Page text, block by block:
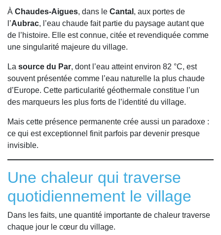
À Chaudes-Aigues, dans le Cantal , aux portes de
l’Aubrac, l’eau chaude fait partie du paysage autant que
de l’histoire. Elle est connue, citée et revendiquée comme
une singularité majeure du village.
La source du Par, dont l’eau atteint environ 82 °C, est
souvent présentée comme l’eau naturelle la plus chaude
d’Europe. Cette particularité géothermale constitue l’un
des marqueurs les plus forts de l’identité du village.
Mais cette présence permanente crée aussi un paradoxe :
ce qui est exceptionnel finit parfois par devenir presque
invisible.
Une chaleur qui traverse
quotidiennement le village
Dans les faits, une quantité importante de chaleur traverse
chaque jour le cœur du village.